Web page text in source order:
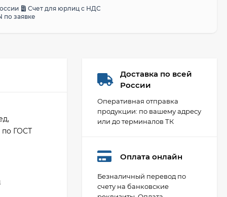
Счет для юрлиц с НДС
по заявке
по ГОСТ
Доставка по всей
России
Оперативная отправка
продукции: по вашему адресу
или до терминалов ТК
Оплата онлайн
Безналичный перевод по
счету на банковские